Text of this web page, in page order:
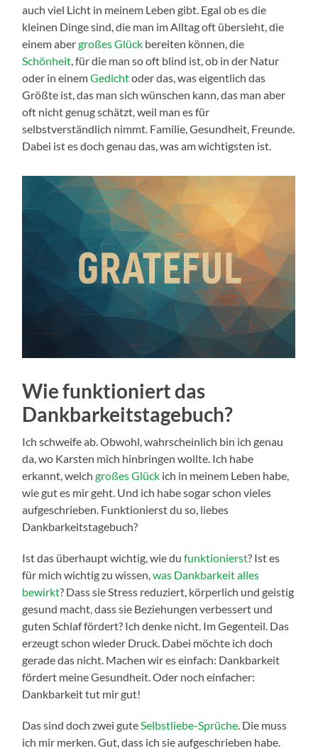
auch viel Licht in meinem Leben gibt. Egal ob es die
kleinen Dinge sind, die man im Alltag oft übersieht, die
einem abergroßes Glück bereiten können, die
Schönheit, für die man so oft blind ist, ob in der Natur
oder in einemGedichtoder das, was eigentlich das
Größte ist, das man sich wünschen kann, das man aber
oft nicht genug schätzt, weil man es für
selbstverständlich nimmt. Familie, Gesundheit, Freunde.
Dabei ist es doch genau das, was am wichtigsten ist.
Wie funktioniert das
Dankbarkeitstagebuch?
Ich schweife ab. Obwohl, wahrscheinlich bin ich genau
da, wo Karsten mich hinbringen wollte. Ich habe
erkannt, welchgroßes Glück ich in meinem Leben habe,
wie gut es mir geht. Und ich habe sogar schon vieles
aufgeschrieben. Funktionierst du so, liebes
Dankbarkeitstagebuch?
Ist das überhaupt wichtig, wie dufunktionierst? Ist es
für mich wichtig zu wissen,was Dankbarkeit alles
bewirkt? Dass sie Stress reduziert, körperlich und geistig
gesund macht, dass sie Beziehungen verbessert und
guten Schlaf fördert? Ich denke nicht. Im Gegenteil. Das
erzeugt schon wieder Druck. Dabei möchte ich doch
gerade das nicht. Machen wir es einfach: Dankbarkeit
fördert meine Gesundheit. Oder noch einfacher:
Dankbarkeit tut mir gut!
Das sind doch zwei guteSelbstliebe-Sprüche. Die muss
ich mir merken. Gut, dass ich sie aufgeschrieben habe.